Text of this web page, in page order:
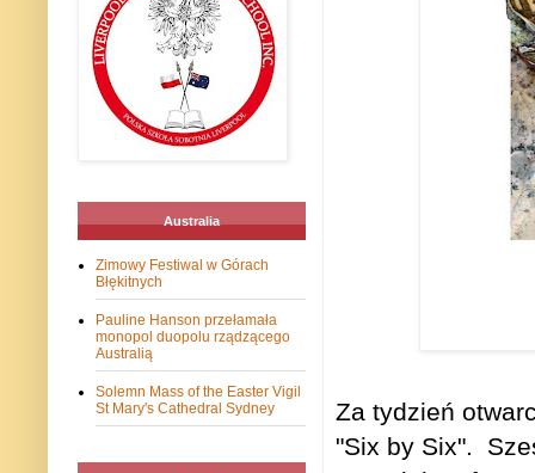
Za tydzień
"Six by Six".
Australia
Zimowy Festiwal w Górach
Błękitnych
Pauline Hanson przełamała
monopol duopolu rządzącego
Australią
Solemn Mass of the Easter Vigil
St Mary's Cathedral Sydney